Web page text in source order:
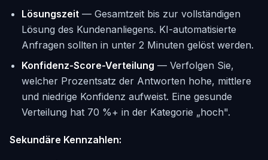
Lösungszeit — Gesamtzeit bis zur vollständigen
Lösung des Kundenanliegens. KI-automatisierte
Anfragen sollten in unter 2 Minuten gelöst werden.
Konfidenz-Score-Verteilung — Verfolgen Sie,
welcher Prozentsatz der Antworten hohe, mittlere
und niedrige Konfidenz aufweist. Eine gesunde
Verteilung hat 70 %+ in der Kategorie „hoch".
Sekundäre Kennzahlen: